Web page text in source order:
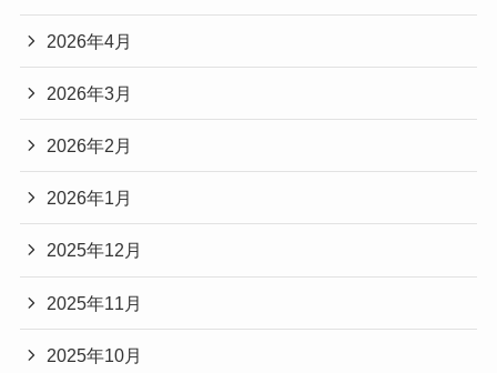
2026年4月
2026年3月
2026年2月
2026年1月
2025年12月
2025年11月
2025年10月